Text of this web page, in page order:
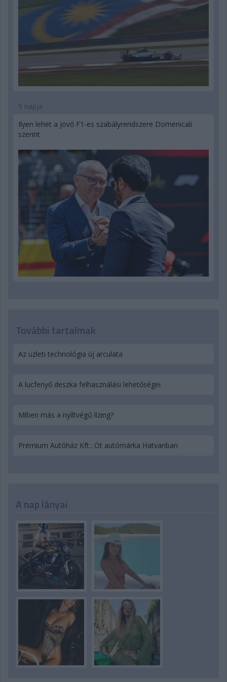
5 napja
Ilyen lehet a jövő F1-es szabályrendszere Domenicali
szerint
További tartalmak
Az üzleti technológia új arculata
A lucfenyő deszka felhasználási lehetőségei
Miben más a nyíltvégű lízing?
Prémium Autóház Kft.: Öt autómárka Hatvanban
A nap lányai